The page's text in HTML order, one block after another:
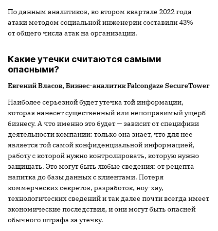
По данным аналитиков, во втором квартале 2022 года
атаки методом социальной инженерии составили 43%
от общего числа атак на организации.
Какие утечки считаются самыми
опасными?
Евгений Власов, Бизнес-аналитик Falcongaze SecureTower
Наиболее серьезной будет утечка той информации,
которая нанесет существенный или непоправимый ущерб
бизнесу. А что именно это будет — зависит от специфики
деятельности компании: только она знает, что для нее
является той самой конфиденциальной информацией,
работу с которой нужно контролировать, которую нужно
защищать. Это могут быть любые сведения: от рецепта
напитка до базы данных с клиентами. Потеря
коммерческих секретов, разработок, ноу-хау,
технологических сведений и так далее почти всегда имеет
экономические последствия, и они могут быть опасней
обычного штрафа за утечку.